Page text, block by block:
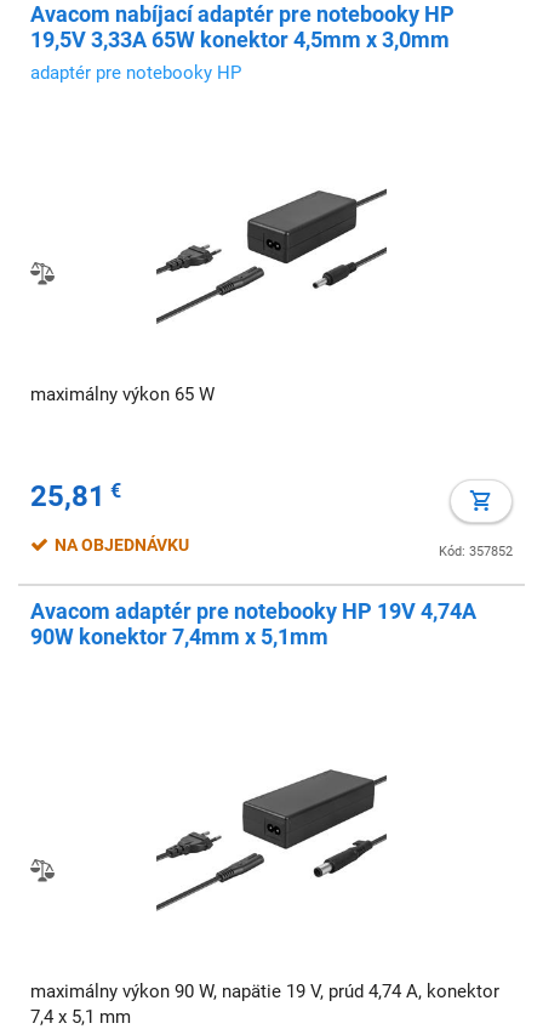
Avacom nabíjací adaptér pre notebooky HP
19,5V 3,33A 65W konektor 4,5mm x 3,0mm
adaptér pre notebooky HP
maximálny výkon 65 W
25,81 €
Kód: 357852
NA OBJEDNÁVKU
Avacom adaptér pre notebooky HP 19V 4,74A
90W konektor 7,4mm x 5,1mm
maximálny výkon 90 W, napätie 19 V, prúd 4,74 A, konektor
7,4 x 5,1 mm